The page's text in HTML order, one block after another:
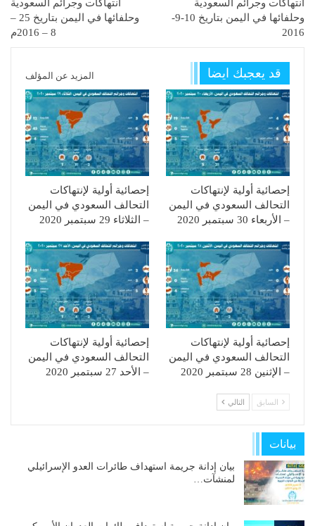
انتهاكات وجرائم السعودية
وحلفائها في اليمن بتاريخ 10-9-
2016
انتهاكات وجرائم السعودية
وحلفائها في اليمن بتاريخ 25 –
8 – 2016م
قد يعجبك ايضا المزيد عن المؤلف
إحصائية أولية لإنتهاكات
التحالف السعودي في اليمن
– الأربعاء 30 سبتمبر 2020
إحصائية أولية لإنتهاكات
التحالف السعودي في اليمن
– الثلاثاء 29 سبتمبر 2020
إحصائية أولية لإنتهاكات
التحالف السعودي في اليمن
– الإثنين 28 سبتمبر 2020
إحصائية أولية لإنتهاكات
التحالف السعودي في اليمن
– الأحد 27 سبتمبر 2020
السابق التالي
بيانات
بيان إدانة جريمة استهداف طائرات العدو الإسرائيلي
لمنشآت…